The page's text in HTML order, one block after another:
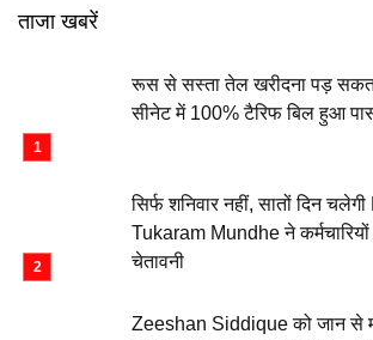
ताजा खबरें
रूस से सस्ता तेल खरीदना पड़
सीनेट में 100% टैरिफ बिल हुआ
सिर्फ शनिवार नहीं, सातों दिन
Tukaram Mundhe ने कर्मचारियों
चेतावनी
Zeeshan Siddique को जान से